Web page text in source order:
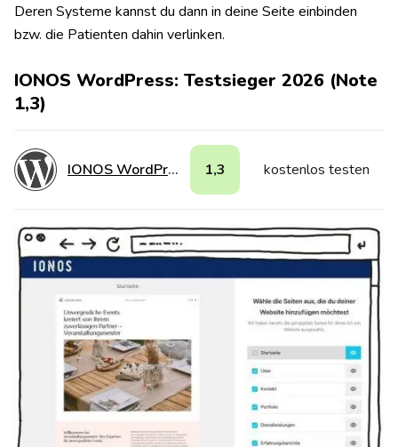
Deren Systeme kannst du dann in deine Seite einbinden
bzw. die Patienten dahin verlinken.
IONOS WordPress: Testsieger 2026 (Note
1,3)
IONOS WordPress 1,3 kostenlos testen